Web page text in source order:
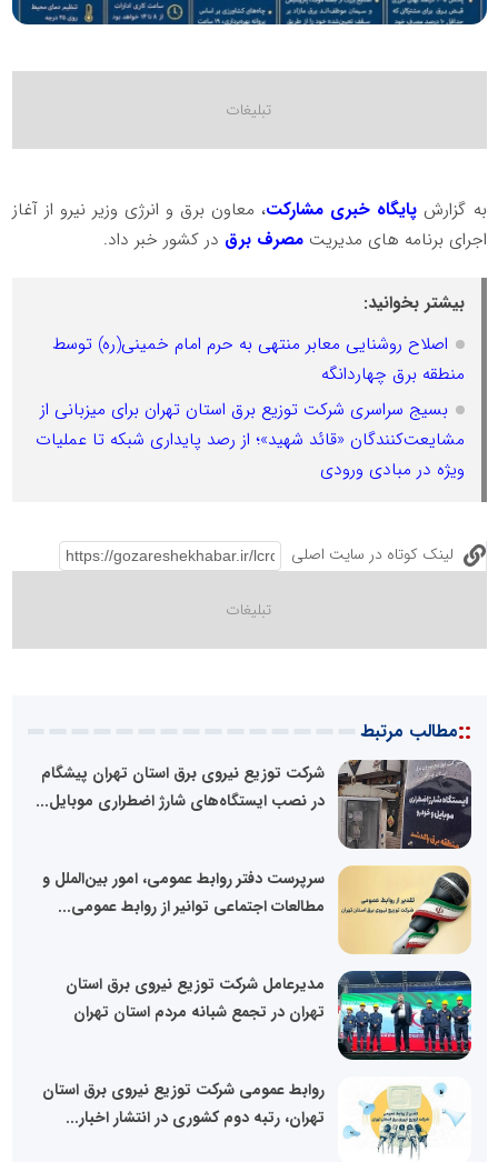
به گزارش پایگاه خبری مشارکت، معاون برق و انرژی وزیر نیرو از آغاز
اجرای برنامه های مدیریت مصرف برق در کشور خبر داد.
بیشتر بخوانید:
اصلاح روشنایی معابر منتهی به حرم امام خمینی(ره) توسط
منطقه برق چهاردانگه
بسیج سراسری شرکت توزیع برق استان تهران برای میزبانی از
مشایعت‌کنندگان «قائد شهید»؛ از رصد پایداری شبکه تا عملیات
ویژه در مبادی ورودی
لینک کوتاه در سایت اصلی
::مطالب مرتبط
شرکت توزیع نیروی برق استان تهران پیشگام
در نصب ایستگاه‌های شارژ اضطراری موبایل...
سرپرست دفتر روابط عمومی، امور بین‌الملل و
مطالعات اجتماعی توانیر از روابط عمومی...
مدیرعامل شرکت توزیع نیروی برق استان
تهران در تجمع شبانه مردم استان تهران
روابط عمومی شرکت توزیع نیروی برق استان
تهران، رتبه دوم کشوری در انتشار اخبار...